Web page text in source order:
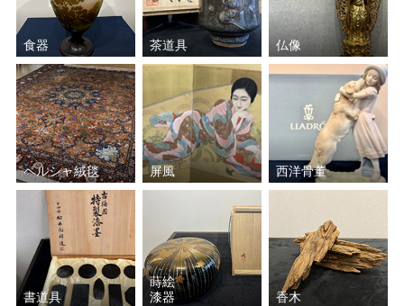
食器 茶道具 仏像
ペルシャ絨毯 屏風 西洋骨董
書道具
蒔絵
漆器
香木